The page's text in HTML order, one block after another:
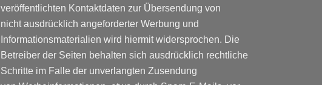
veröffentlichten Kontaktdaten zur Übersendung von
nicht ausdrücklich angeforderter Werbung und
Informationsmaterialien wird hiermit widersprochen. Die
Betreiber der Seiten behalten sich ausdrücklich rechtliche
Schritte im Falle der unverlangten Zusendung